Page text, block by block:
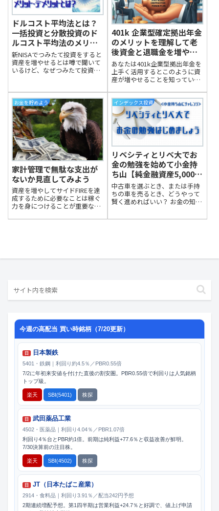
ドルコスト平均法とは？
一括投資と分散投資のド
ルコスト平均法のメリッ
ト・デメリットとは？
新NISAでつみたて投資をすると
資産を増やせるとは噂で聞いて
いるけど、なぜつみたて投資が
つみたて投資でよく言われるド
ルコスト平均法って何？なんで
一括投資ではなくドルコスト平
均法が投資初...
401k 企業型確定拠出年金
のメリットを理解して老
後資金と退職金を増やし
ていきましょう
あなたは401k企業型拠出年金を
上手く活用するとこのように資
産が増やせることを知っていま
6,735,000円に対して11,305,539
円の資産残高ですのでおよそ
400万円以上の運用益として、
この画像の日時現在で利...
お金を貯めよう
家計管理で無駄な支出が
ないか見直してみよう
資産を増やしてサイドFIREを達
成するために必要なことは稼ぐ
力を身につけることが重要なこ
くことでしょう。しかし、お金
インデックス投資
リベシティとリベ大でお
金の勉強を始めて小金持
ち山【純金融資産5,000万
円】にチャレンジしてい
ます！
中古車を選ぶとき、または手持
ちの車を売るとき、どうやって
賢く進めればいい？ お金の知識
す「リベシティ」の考え方をベ
今週の高配当 買い時銘柄（7/20更新）
日 日本製鉄
5401・鉄鋼｜利回り約4.5％／PBR0.55倍
7/2に年初来安値を付けた直後の割安圏。PBR0.55倍で利回りは人気銘柄
トップ級。
楽天 SBI(5401) 株探
日 武田薬品工業
4502・医薬品｜利回り4.04％／PBR1.07倍
利回り4％台とPBR約1倍。前期は純利益+77.6％と収益改善が鮮明。
7/30決算前の注目株。
楽天 SBI(4502) 株探
日 JT（日本たばこ産業）
2914・食料品｜利回り3.91％／配当242円予想
2期連続増配予想。第1四半期は営業利益+24.7％と好調で、値上げ申請